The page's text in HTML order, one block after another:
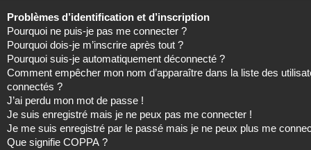
Problèmes d’identification et d’inscription
Pourquoi ne puis-je pas me connecter ?
Pourquoi dois-je m’inscrire après tout ?
Pourquoi suis-je automatiquement déconnecté ?
Comment empêcher mon nom d’apparaître dans la liste des
connectés ?
J’ai perdu mon mot de passe !
Je suis enregistré mais je ne peux pas me connecter !
Je me suis enregistré par le passé mais je ne peux plus me
Que signifie COPPA ?